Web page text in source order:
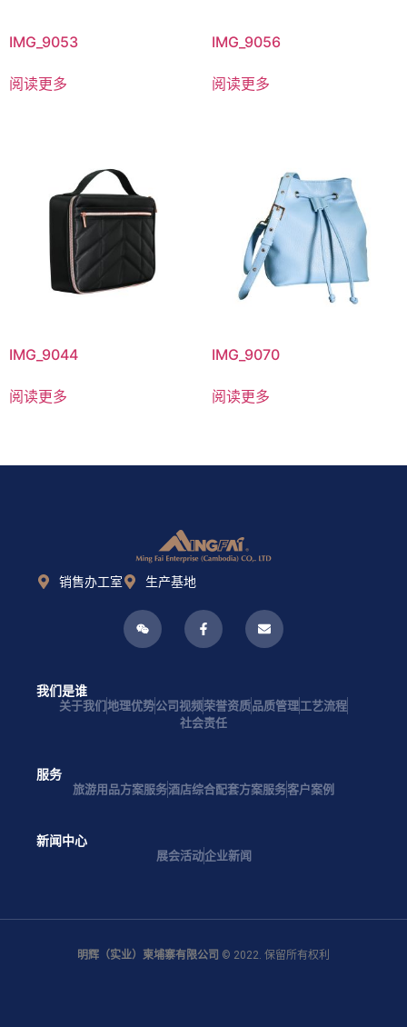
IMG_9053
阅读更多
IMG_9056
阅读更多
IMG_9044
阅读更多
IMG_9070
阅读更多
销售办工室 生产基地
我们是谁
关于我们 地理优势公司视频荣誉资质品质管理工艺流程
社会责任
服务
旅游用品方案服务酒店综合配套方案服务客户案例
新闻中心
展会活动企业新闻
明辉（实业）柬埔寨有限公司 © 2022. 保留所有权利